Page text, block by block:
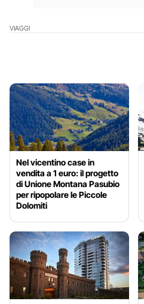
VIAGGI
Nel vicentino case in
vendita a 1 euro: il progetto
di Unione Montana Pasubio
per ripopolare le Piccole
Dolomiti